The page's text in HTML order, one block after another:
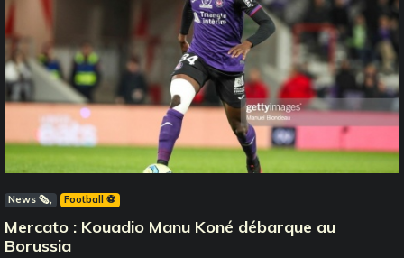
News 🗞️ Football ⚽️
Mercato : Kouadio Manu Koné débarque au
Borussia